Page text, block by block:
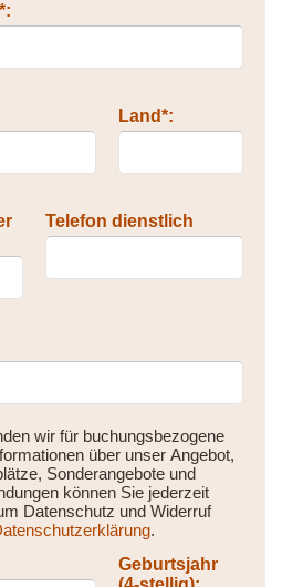
Land*:
Telefon dienstlich
wir für buchungsbezogene
über unser Angebot,
Sonderangebote und
können Sie jederzeit
Datenschutz und Widerruf
.
Geburtsjahr